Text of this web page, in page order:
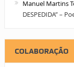
Manuel Martins
DESPEDIDA” –
COLABORAÇÃO